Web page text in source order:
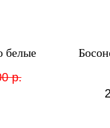
белые
р.